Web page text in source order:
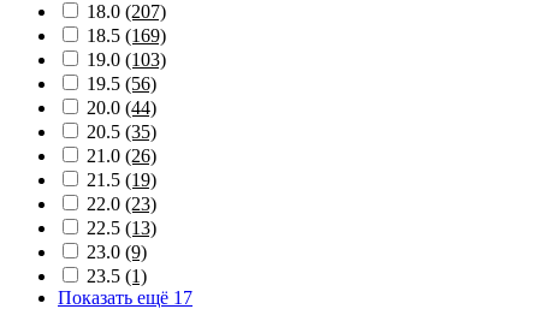
18.0 (207)
18.5 (169)
19.0 (103)
19.5 (56)
20.0 (44)
20.5 (35)
21.0 (26)
21.5 (19)
22.0 (23)
22.5 (13)
23.0 (9)
23.5 (1)
Показать ещё 17